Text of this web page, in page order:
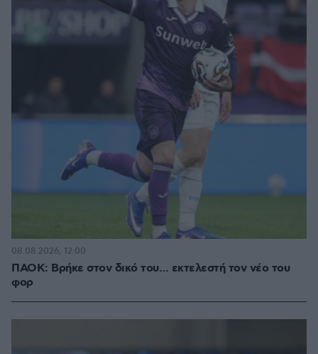
ΠΑΟΚ: Βρήκε στον δικό του… εκτελεστή τον νέο του
φορ
08.08.2026, 12:00